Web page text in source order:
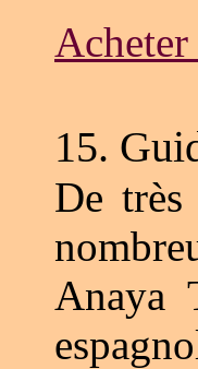
15.
De très
Anaya